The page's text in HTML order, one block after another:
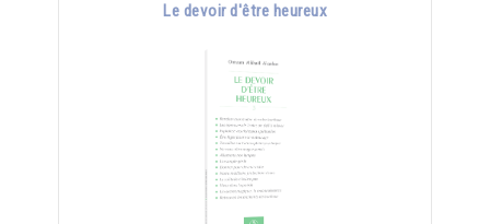
Le devoir d'être heureux